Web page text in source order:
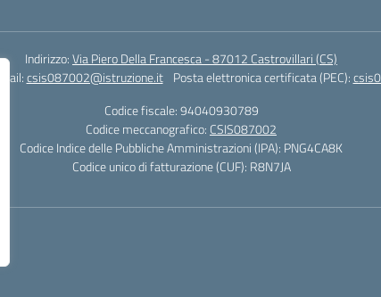
Indirizzo:Via Piero Della Francesca - 87012 Castrovillari (CS)
Email:csis087002@istruzione.it Posta elettronica certificata (PEC):
Codice fiscale: 94040930789
Codice meccanografico: CSIS087002
Codice Indice delle Pubbliche Amministrazioni (IPA): PNG4CA8K
Codice unico di fatturazione (CUF): R8N7JA